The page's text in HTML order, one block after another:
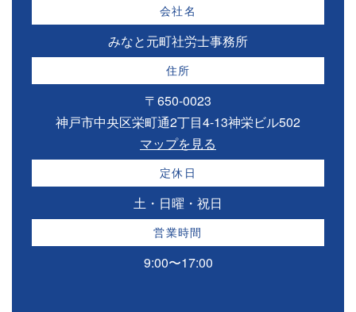
会社名
みなと元町社労士事務所
住所
〒650-0023
神戸市中央区栄町通2丁目4-13神栄ビル502
マップを見る
定休日
土・日曜・祝日
営業時間
9:00〜17:00